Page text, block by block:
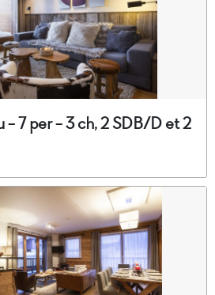
7 per - 3 ch, 2 SDB/D et 2